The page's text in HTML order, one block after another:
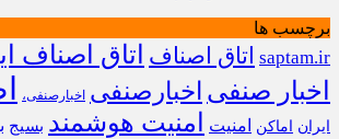
برچسب ها
saptam.ir اتاق اصناف اتاق اصناف
اخبار صنفی اخبارصنفی اخبارصنفی،
ایران
اماکن امنیت امنیت هوشمند بسیج